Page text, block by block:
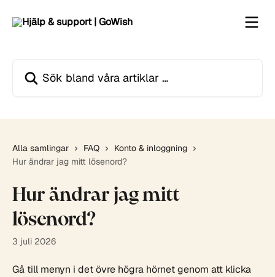
Alla samlingar FAQ
Konto & inloggning
Hur ändrar jag mitt lösenord?
Hur ändrar jag mitt
lösenord?
3 juli 2026
Gå till menyn i det övre högra hörnet genom att klicka